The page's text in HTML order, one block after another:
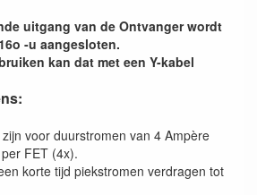
uitgang van de Ontvanger wordt
-u aangesloten.
kan dat met een Y-kabel
voor duurstromen van 4 Ampère
FET (4x).
korte tijd piekstromen verdragen tot